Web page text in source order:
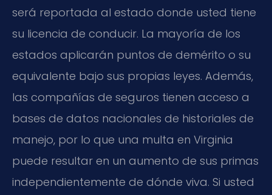
será reportada al estado donde usted tiene
su licencia de conducir. La mayoría de los
estados aplicarán puntos de demérito o su
equivalente bajo sus propias leyes. Además,
las compañías de seguros tienen acceso a
bases de datos nacionales de historiales de
manejo, por lo que una multa en Virginia
puede resultar en un aumento de sus primas
independientemente de dónde viva. Si usted